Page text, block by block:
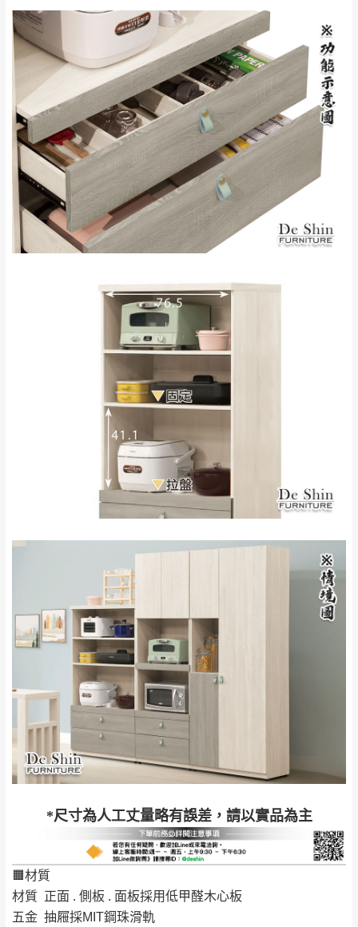
*尺寸為人工丈量略有誤差，請以實品為主
🟧材質
材質 正面 . 側板 . 面板採用低甲醛木心板
五金 抽屜採MIT鋼珠滑軌
基隆
$ 9,000以下：
NT$500元
＊A108產品另收運費
基隆山區
苗栗
$ 9,000以上：免
運費
$ 9,000以下：
NT$500元
＊A108產品另收運費
卓蘭鎮、三灣、通
霄山區、西湖、泰
安鄉、大湖鄉、頭
屋、獅潭鄉
配送天數：5~14天
到貨時間：指定送貨日當天以電話聯絡確認
台北市、新北市地區固定每周(三)、(日)兩天收送貨
彰化、南投、雲林、嘉義、台南、高
雄、屏東、宜蘭、 花蓮、台東、金門、馬祖、澎湖地區
（可於LINE線上詢問 →
其它注意事項
本司貨車運送如因路況不佳、天候惡劣、過於偏遠之
山區內等，或收貨地點搬運過於困難等因素，導致無
法順利配送，本公司除了盡最大努力完成配送外，視
狀況保有出貨的權利。
保護物流人員的工作安全，賣家無提供吊掛服務，若
需以吊車或其他的吊掛方式吊運，費用將由買方自行
支付。
商品，無法指定特定時間送達，司機當天到貨前皆會
再與您通知，讓您不用整天在家等貨，以免浪費你的
寶貴時間。
如遇自然災害、政府宣布之災害警報等不可抗力情
事，而危及運送人員輸送之安全，本司得視狀況延後
或停止運送服務。
快速到貨商品，無法指定特定時間送達，司
機當天到貨前皆會再與您通知，讓你不用整
天在家等貨，以節省您的寶貴時間。
由於百貨公司配送較為不易，故暫無法配送
至百貨公司內部。
發票寄送：
若您選擇三聯式或索取兩聯式發票，發票將於商品
完成出貨15個工作天另行寄出，另外約加上2~7個
工作天內送達，如遇國定假日將順延寄送。
退換貨說明：
公司客服人員，我們將為您更換新品，運費
皆由本站負責，所有退回及換貨之商品必須
是全新狀態且完整包裝，床墊、床包、枕頭
類產品需為未拆封狀態(請保持商品、附件、
性)，若未依照上述方式處理，恕無法接受退
由於透過電腦螢幕選購商品，可能會因個人
電腦螢幕的設定色差或解析度等因素， 與實
際商品的顏色、質感稍有不同，如因此而需
需自付來回運費及人資成本
，請您
訂購前詳加確認。(包含商品尺寸是否合適)。
訂購前請確認商品尺寸，大型物件因為人工
詳細尺寸以實品為主。
非因本公司問題而需退換貨，請於收到貨7日
內通知客服人員(Line@ ID：
須保持商品全新狀態與完整包裝。鑑賞期間
若發生非本司因素致使之汙損破壞，恕無法
辦理退換貨。
台北市、新北市地區固定每周(三)、(日)兩天
收送貨，敬請見諒！
本公司部份商品無維修服務，超過7日鑑賞
期，商品使用年限，因客人使用習慣、居家
件短缺，則維修、搬運費用，需由消費者自
行吸收(另事先與消費者報價，消費者同意將
到貨7日內為鑑賞期(注意:鑑賞期非試用期)，
若非商品品質瑕疵問題於鑑賞期內退貨之情